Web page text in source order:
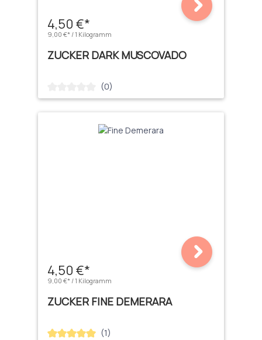
4,50 €*
9,00 €* / 1 Kilogramm
ZUCKER DARK MUSCOVADO
Durchschnittliche Bewertung von 0 von 5 Sternen
(0)
4,50 €*
9,00 €* / 1 Kilogramm
ZUCKER FINE DEMERARA
Durchschnittliche Bewertung von 5 von 5 Sternen
(1)